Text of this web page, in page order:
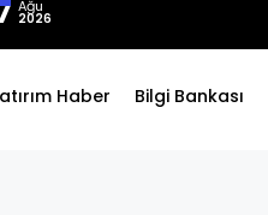
Ağu
2026
Haber Bilgi Bankası